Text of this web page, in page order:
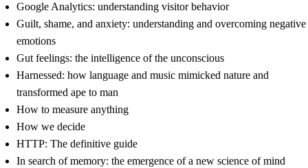
Google Analytics: understanding visitor behavior
Guilt, shame, and anxiety: understanding and overcoming negative
emotions
Gut feelings: the intelligence of the unconscious
Harnessed: how language and music mimicked nature and
transformed ape to man
How to measure anything
How we decide
HTTP: The definitive guide
In search of memory: the emergence of a new science of mind